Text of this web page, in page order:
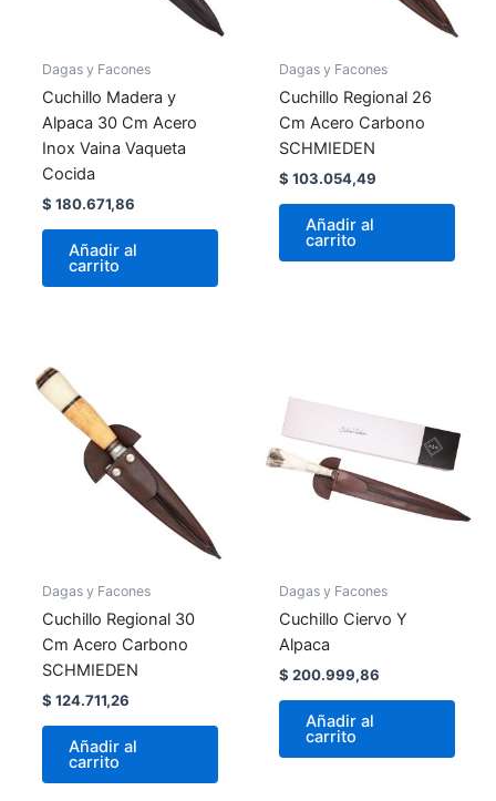
Dagas y Facones
Cuchillo Madera y
Alpaca 30 Cm Acero
Inox Vaina Vaqueta
Cocida
$ 180.671,86
Añadir al
carrito
Dagas y Facones
Cuchillo Regional 26
Cm Acero Carbono
SCHMIEDEN
$ 103.054,49
Añadir al
carrito
Dagas y Facones
Cuchillo Regional 30
Cm Acero Carbono
SCHMIEDEN
$ 124.711,26
Añadir al
carrito
Dagas y Facones
Cuchillo Ciervo Y
Alpaca
$ 200.999,86
Añadir al
carrito